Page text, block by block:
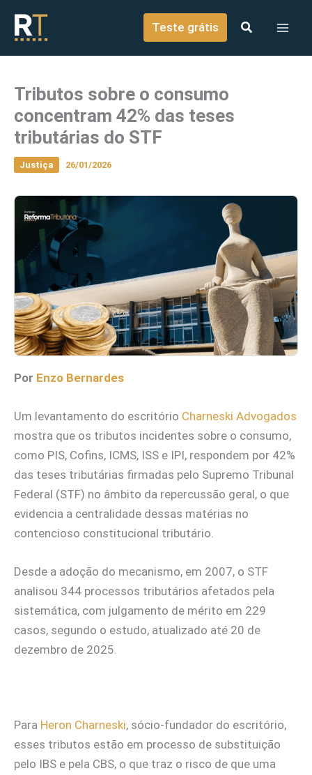
conteúdo
Teste grátis
Tributos sobre o consumo
concentram 42% das teses
tributárias do STF
Justiça 26/01/2026
Por Enzo Bernardes
Um levantamento do escritório Charneski Advogados
mostra que os tributos incidentes sobre o consumo,
como PIS, Cofins, ICMS, ISS e IPI, respondem por 42%
das teses tributárias firmadas pelo Supremo Tribunal
Federal (STF) no âmbito da repercussão geral, o que
evidencia a centralidade dessas matérias no
contencioso constitucional tributário.
Desde a adoção do mecanismo, em 2007, o STF
analisou 344 processos tributários afetados pela
sistemática, com julgamento de mérito em 229
casos, segundo o estudo, atualizado até 20 de
dezembro de 2025.
Para Heron Charneski, sócio-fundador do escritório,
esses tributos estão em processo de substituição
pelo IBS e pela CBS, o que traz o risco de que uma